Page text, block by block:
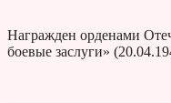
Награжден орденами
боевые заслуги»